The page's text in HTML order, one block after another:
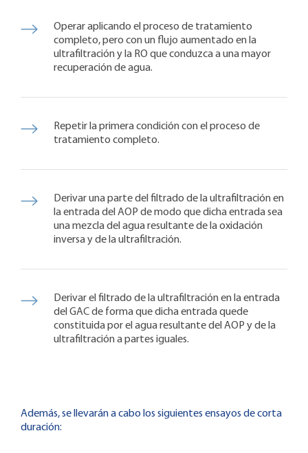
Operar aplicando el proceso de tratamiento
completo, pero con un flujo aumentado en la
ultrafiltración y la RO que conduzca a una mayor
recuperación de agua.
Repetir la primera condición con el proceso de
tratamiento completo.
Derivar una parte del filtrado de la ultrafiltración en
la entrada del AOP de modo que dicha entrada sea
una mezcla del agua resultante de la oxidación
inversa y de la ultrafiltración.
Derivar el filtrado de la ultrafiltración en la entrada
del GAC de forma que dicha entrada quede
constituida por el agua resultante del AOP y de la
ultrafiltración a partes iguales.
Además, se llevarán a cabo los siguientes ensayos de corta
duración: